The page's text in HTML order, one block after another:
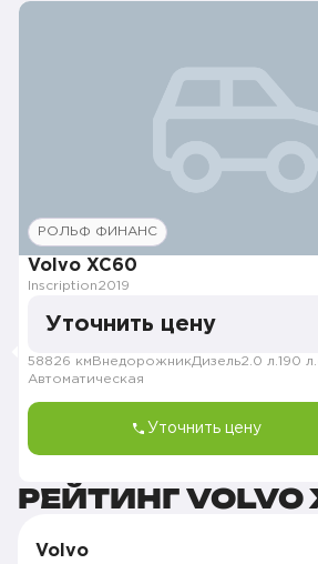
РОЛЬФ ФИНАНС
Volvo XC60
Inscription2019
Уточнить цену
58826 км ВнедорожникДизель2.0 л. 190
Автоматическая
Уточнить цену
РЕЙТИНГ VOLVO
Volvo